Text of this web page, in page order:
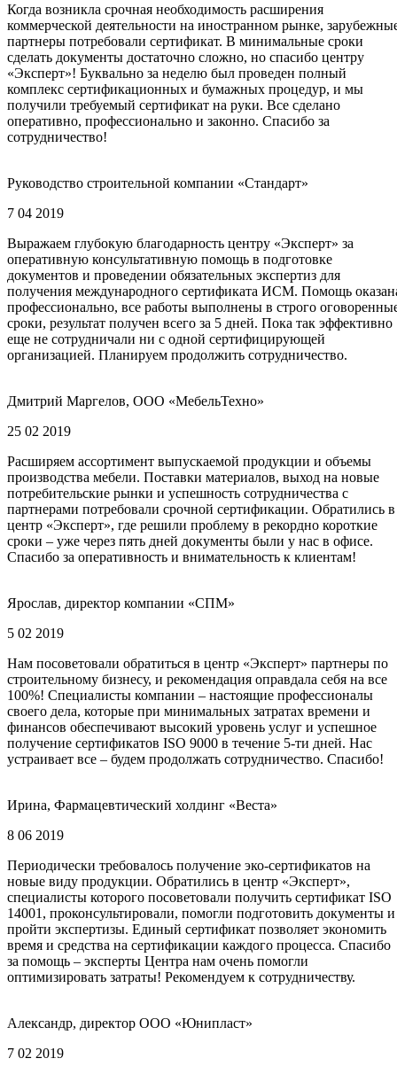
Когда возникла срочная необходимость расширения
коммерческой деятельности на иностранном рынке,
партнеры потребовали сертификат. В минимальные сроки
сделать документы достаточно сложно, но спасибо центру
«Эксперт»! Буквально за неделю был проведен полный
комплекс сертификационных и бумажных процедур, и мы
получили требуемый сертификат на руки. Все сделано
оперативно, профессионально и законно. Спасибо за
сотрудничество!
Руководство строительной компании «Стандарт»
7 04 2019
Выражаем глубокую благодарность центру «Эксперт» за
оперативную консультативную помощь в подготовке
документов и проведении обязательных экспертиз для
получения международного сертификата ИСМ. Помощь
профессионально, все работы выполнены в строго
сроки, результат получен всего за 5 дней. Пока так эффективно
еще не сотрудничали ни с одной сертифицирующей
организацией. Планируем продолжить сотрудничество.
Дмитрий Маргелов, ООО «МебельТехно»
25 02 2019
Расширяем ассортимент выпускаемой продукции и объемы
производства мебели. Поставки материалов, выход на новые
потребительские рынки и успешность сотрудничества с
партнерами потребовали срочной сертификации. Обратились в
центр «Эксперт», где решили проблему в рекордно короткие
сроки – уже через пять дней документы были у нас в офисе.
Спасибо за оперативность и внимательность к клиентам!
Ярослав, директор компании «СПМ»
5 02 2019
Нам посоветовали обратиться в центр «Эксперт» партнеры по
строительному бизнесу, и рекомендация оправдала себя на все
100%! Специалисты компании – настоящие профессионалы
своего дела, которые при минимальных затратах времени и
финансов обеспечивают высокий уровень услуг и успешное
получение сертификатов ISO 9000 в течение 5-ти дней. Нас
устраивает все – будем продолжать сотрудничество. Спасибо!
Ирина, Фармацевтический холдинг «Веста»
8 06 2019
Периодически требовалось получение эко-сертификатов на
новые виду продукции. Обратились в центр «Эксперт»,
специалисты которого посоветовали получить сертификат ISO
14001, проконсультировали, помогли подготовить документы и
пройти экспертизы. Единый сертификат позволяет экономить
время и средства на сертификации каждого процесса. Спасибо
за помощь – эксперты Центра нам очень помогли
оптимизировать затраты! Рекомендуем к сотрудничеству.
Александр, директор ООО «Юнипласт»
7 02 2019